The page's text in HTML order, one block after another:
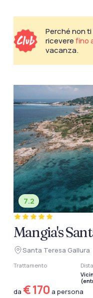
Perché non
riceverefino
vacanza.
7.2
Mangia's
Santa Teresa Gallura
Trattamento
da € 170 a persona